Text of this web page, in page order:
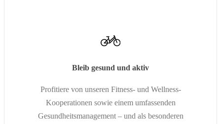
Bleib gesund und aktiv
Profitiere von unseren Fitness- und Wellness-
Kooperationen sowie einem umfassenden
Gesundheitsmanagement – und als besonderen